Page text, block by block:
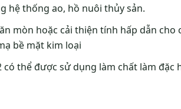
hệ thống ao, hồ nuôi thủy sản.
mòn hoặc cải thiện tính hấp dẫn cho
bề mặt kim loại
có thể được sử dụng làm chất làm đặc